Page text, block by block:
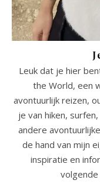
Leuk dat je hier
the World, een
avontuurlijk reizen,
je van hiken,
andere
de hand van mijn
inspiratie en
volgende